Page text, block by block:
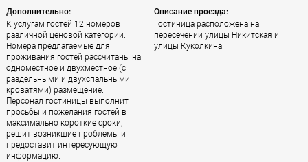
Дополнительно:
К услугам гостей 12 номеров
различной ценовой категории.
Номера предлагаемые для
проживания гостей рассчитаны на
одноместное и двухместное (с
раздельными и двухспальными
кроватями) размещение.
Персонал гостиницы выполнит
просьбы и пожелания гостей в
максимально короткие сроки,
решит возникшие проблемы и
предоставит интересующую
информацию.
Описание проезда:
Гостиница расположена на
пересечении улицы Никитская и
улицы Куколкина.